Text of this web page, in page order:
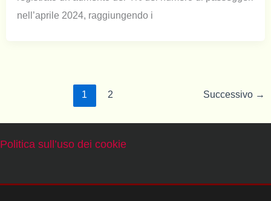
nell’aprile 2024, raggiungendo i
1 2 Successivo →
Politica sull’uso dei cookie